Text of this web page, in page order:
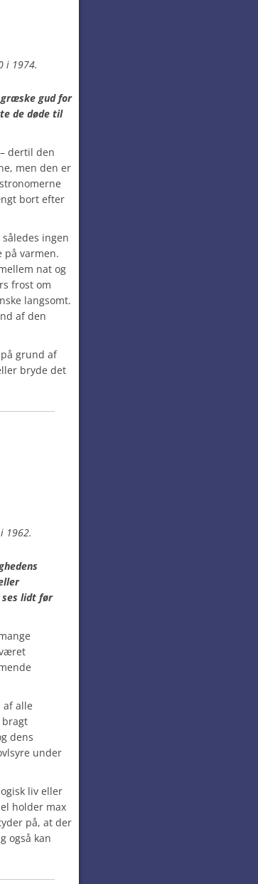
i 1974.
gud for
de døde til
dertil den
men den er
bort efter
ingen
på varmen.
nat og
frost om
langsomt.
af den
grund af
bryde det
1962.
ses lidt før
af alle
bragt
dens
under
liv eller
holder max
på, at der
også kan